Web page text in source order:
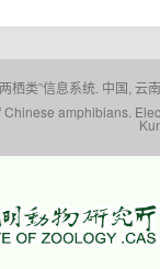
栖类”信息系统. 中国,
amphibians.